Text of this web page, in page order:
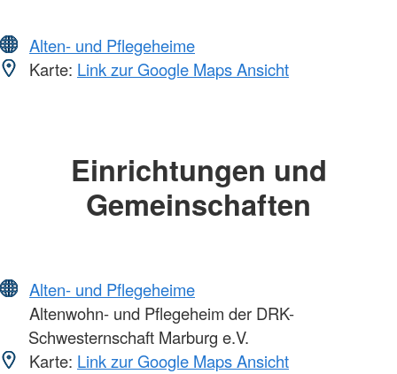
Alten- und Pflegeheime
Karte: Link zur Google Maps Ansicht
Einrichtungen und
Gemeinschaften
Alten- und Pflegeheime
Altenwohn- und Pflegeheim der DRK-
Schwesternschaft Marburg e.V.
Karte: Link zur Google Maps Ansicht